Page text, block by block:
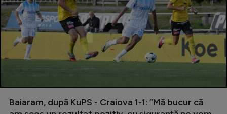
Baiaram, după KuPS - Craiova 1-1: ”Mă bucur că